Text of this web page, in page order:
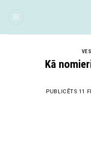
Kā
PUBLICĒTS 11